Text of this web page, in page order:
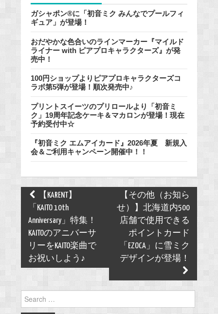
ガシャポン®に「初音ミク みんなでプールフィ
ギュア」が登場！
おだやかな色合いのラインマーカー『マイルド
ライナー with ピアプロキャラクターズ』が発
売中！
100円ショップよりピアプロキャラクターズコ
ラボ第5弾が登場！順次発売中♪
プリントスイーツのプリロールより「初音ミ
ク」19周年記念ケーキ＆マカロンが登場！現在
予約受付中☆
『初音ミク エムアイカード』2026年夏 新規入
会＆ご利用キャンペーン開催中！！
Post
navigation
【KARENT】
「KAITO 10th
Anniversary」特集！
KAITOのアニバーサ
リーをKAITO楽曲で
お祝いしよう♪
【その他（お知ら
せ）】北海道内500
店舗で使用できる
ポイントカード
「EZOCA」に雪ミク
デザインが登場！
for: